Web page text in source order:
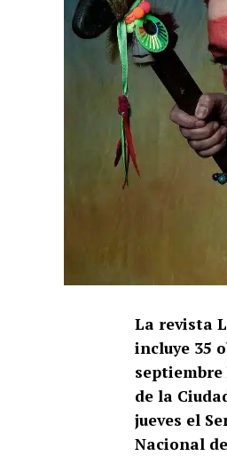
La revista
incluye 35
septiembre
de la
jueves el
Nacional